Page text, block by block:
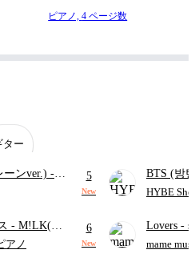
ピアノ,4 ページ数
ター
ンver.) -
木みのり)
/『映画ちい
みつ』よ
- M!LK(佐
)アノ
5
New
BTS (방
HYBE
6
New
Lovers -
ト)
mame